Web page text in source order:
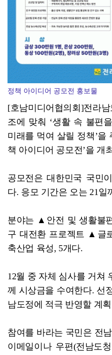
정책 아이디어 공모전 홍보물
[호남미디어협의회]전라남
조에 맞춰 ‘생활 속 불편
미래를 먹여 살릴 정책’을
책 아이디어 공모전’을 개
공모전은 대한민국 국민
다. 응모 기간은 오는 21일
분야는 ▲안전 및 생활불
구 대전환 프로젝트 ▲글
축산업 육성, 5개다.
12월 중 자체 심사를 거쳐
께 시상금을 수여한다. 선
남도정에 적극 반영할 계
참여를 바라는 국민은 전
이메일이나 우편(전남도